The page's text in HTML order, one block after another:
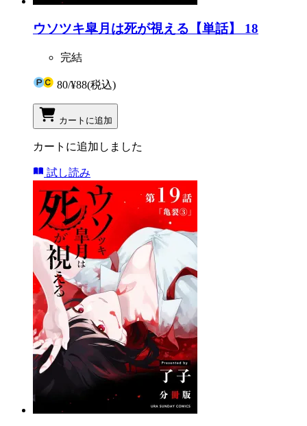
ウソツキ皐月は死が視える【単話】 18
完結
80/¥88(税込)
カートに追加
カートに追加しました
試し読み